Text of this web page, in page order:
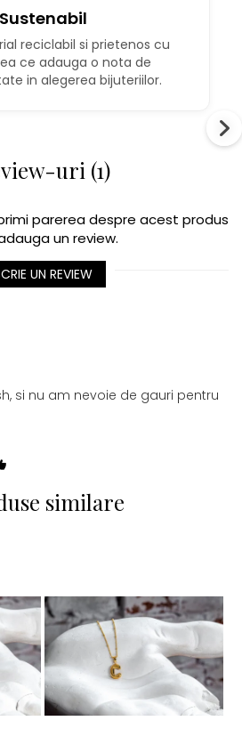
Sustenabil
reciclabil si prietenos cu
ce adauga o nota de
in alegerea bijuteriilor.
uri (1)
parerea despre acest produs
un review.
UN REVIEW
si nu am nevoie de gauri pentru
similare